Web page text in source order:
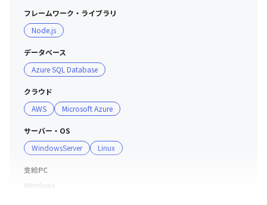
フレームワーク・ライブラリ
Node.js
データベース
Azure SQL Database
クラウド
AWS
Microsoft Azure
サーバー・OS
WindowsServer
Linux
支給PC
Windows